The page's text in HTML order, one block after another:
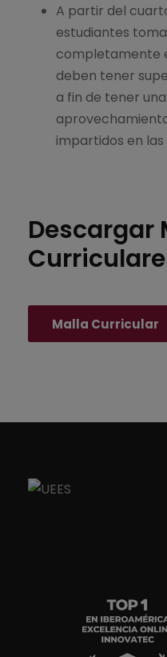
A partir del
estudiantes
completamente
deben tener
a fin de tener
impartidos en
Descargar
Malla Curricular